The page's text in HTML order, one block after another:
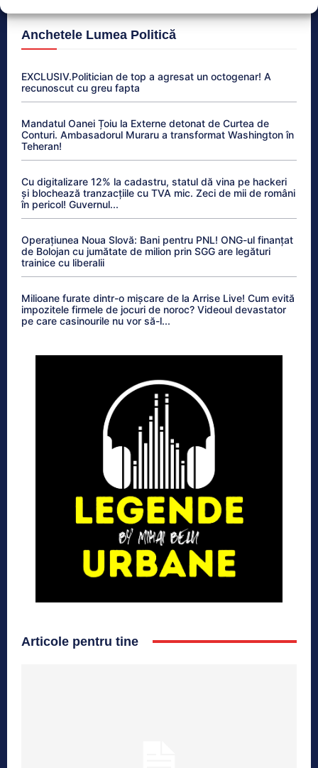
Anchetele Lumea Politică
EXCLUSIV.Politician de top a agresat un octogenar! A
recunoscut cu greu fapta
Mandatul Oanei Țoiu la Externe detonat de Curtea de
Conturi. Ambasadorul Muraru a transformat Washington în
Teheran!
Cu digitalizare 12% la cadastru, statul dă vina pe hackeri
și blochează tranzacțiile cu TVA mic. Zeci de mii de români
în pericol! Guvernul...
Operațiunea Noua Slovă: Bani pentru PNL! ONG-ul finanțat
de Bolojan cu jumătate de milion prin SGG are legături
trainice cu liberalii
Milioane furate dintr-o mișcare de la Arrise Live! Cum evită
impozitele firmele de jocuri de noroc? Videoul devastator
pe care casinourile nu vor să-l...
Articole pentru tine